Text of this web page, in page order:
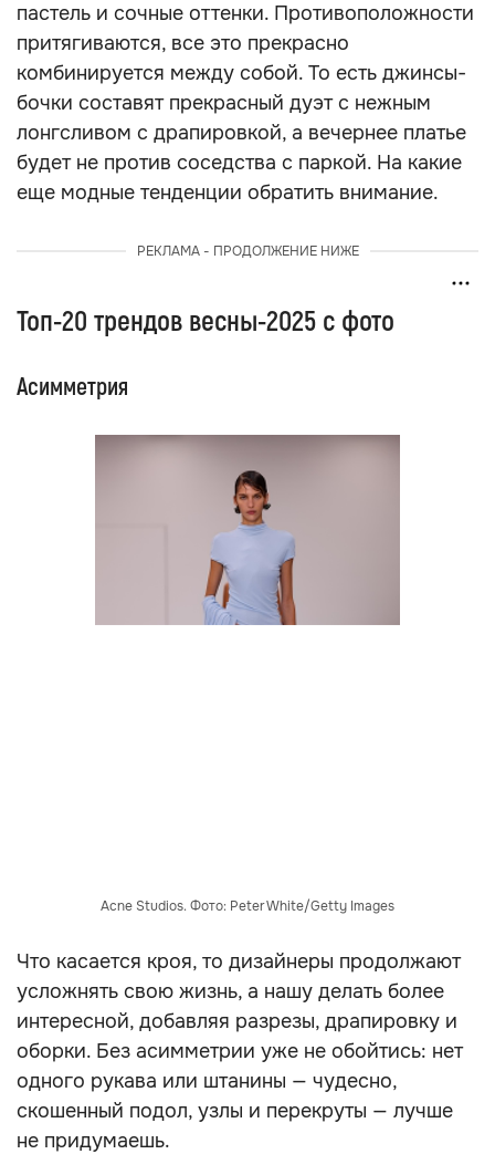
пастель и сочные оттенки. Противоположности
притягиваются, все это прекрасно
комбинируется между собой. То есть джинсы-
бочки составят прекрасный дуэт с нежным
лонгсливом с драпировкой, а вечернее платье
будет не против соседства с паркой. На какие
еще модные тенденции обратить внимание.
РЕКЛАМА - ПРОДОЛЖЕНИЕ НИЖЕ
Топ-20 трендов весны-2025 с фото
Асимметрия
Acne Studios. Фото: Peter White/Getty Images
Что касается кроя, то дизайнеры продолжают
усложнять свою жизнь, а нашу делать более
интересной, добавляя разрезы, драпировку и
оборки. Без асимметрии уже не обойтись: нет
одного рукава или штанины — чудесно,
скошенный подол, узлы и перекруты — лучше
не придумаешь.